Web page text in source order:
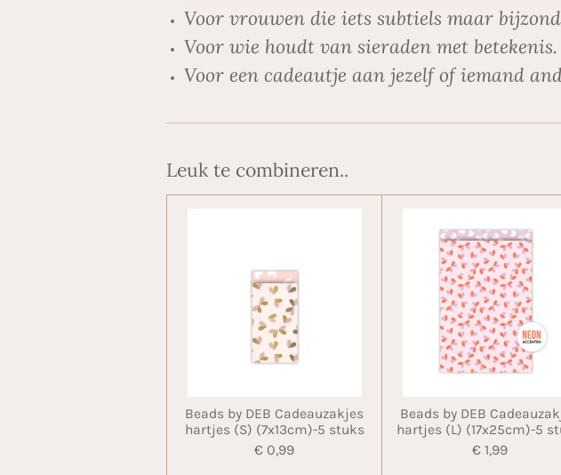
Voor vrouwen die iets subtiels maar
Voor wie houdt van sieraden met betekenis.
Voor een cadeautje aan jezelf of iemand
Leuk te combineren..
Beads by DEB Cadeauzakjes
hartjes (S) (7x13cm)-5 stuks
€ 0,99
Beads by DEB
hartjes (L) (17x25cm)-5
€ 1,99